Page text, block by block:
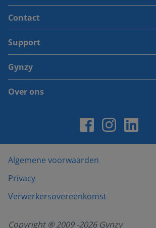
Contact
Support
Gynzy
Over ons
Algemene voorwaarden
Privacy
Verwerkersovereenkomst
Copyright ® 2009 -2026Gynzy